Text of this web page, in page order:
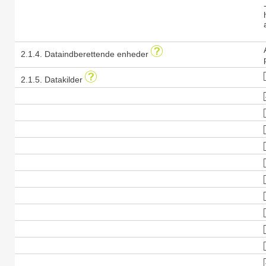
2.1.4. Dataindberettende enheder
2.1.5. Datakilder